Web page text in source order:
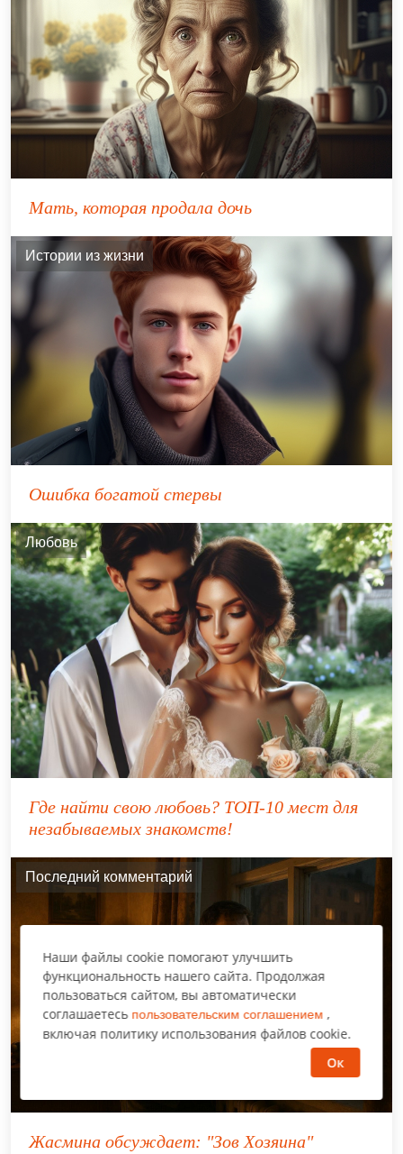
Мать, которая продала дочь
Истории из жизни
Ошибка богатой стервы
Любовь
Где найти свою любовь? ТОП-10 мест для
незабываемых знакомств!
Последний комментарий
Жасмина обсуждает: "Зов Хозяина"
Наши файлы cookie помогают улучшить
функциональность нашего сайта. Продолжая
пользоваться сайтом, вы автоматически
соглашаетесь пользовательским соглашением ,
включая политику использования файлов cookie.
Ок